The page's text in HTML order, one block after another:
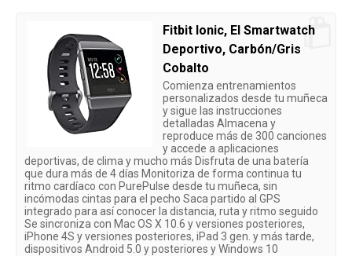
Fitbit Ionic, El Smartwatch
Deportivo, Carbón/Gris
Cobalto
Comienza entrenamientos
personalizados desde tu muñeca
y sigue las instrucciones
detalladas Almacena y
reproduce más de 300 canciones
y accede a aplicaciones
deportivas, de clima y mucho más Disfruta de una batería
que dura más de 4 días Monitoriza de forma continua tu
ritmo cardíaco con PurePulse desde tu muñeca, sin
incómodas cintas para el pecho Saca partido al GPS
integrado para así conocer la distancia, ruta y ritmo seguido
Se sincroniza con Mac OS X 10.6 y versiones posteriores,
iPhone 4S y versiones posteriores, iPad 3 gen. y más tarde,
dispositivos Android 5.0 y posteriores y Windows 10